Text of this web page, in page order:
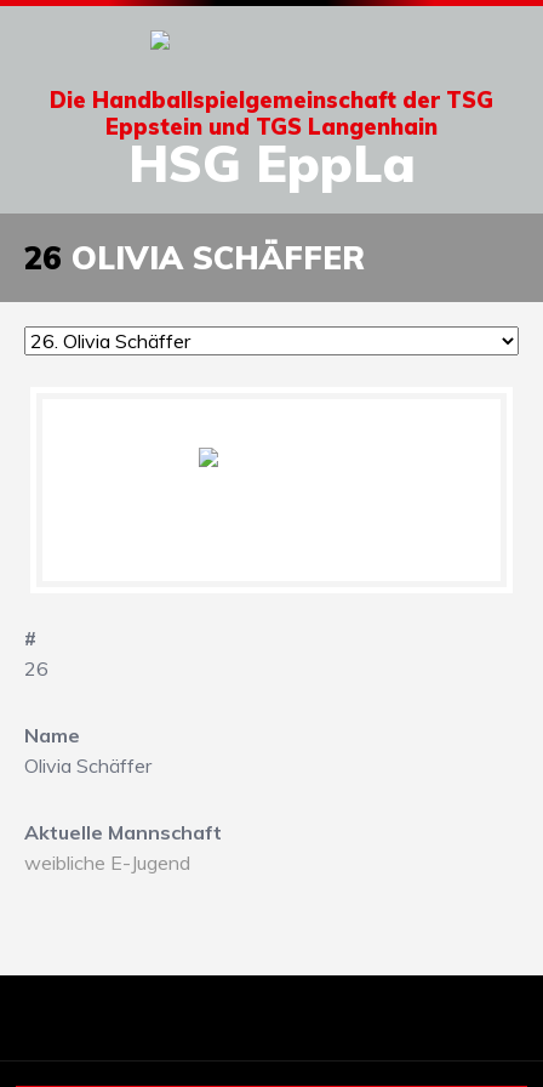
Die Handballspielgemeinschaft der TSG
Eppstein und TGS Langenhain
HSG EppLa
26 OLIVIA SCHÄFFER
#
26
Name
Olivia Schäffer
Aktuelle Mannschaft
weibliche E-Jugend